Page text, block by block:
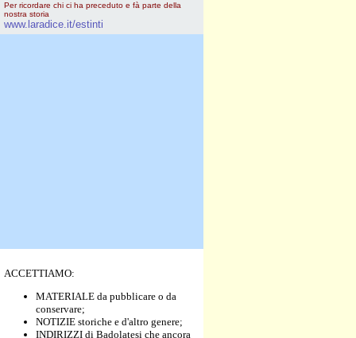
Per ricordare chi ci ha preceduto e fà parte della
nostra storia
www.laradice.it/estinti
ACCETTIAMO:
MATERIALE da pubblicare o da
conservare;
NOTIZIE storiche e d'altro genere;
INDIRIZZI di Badolatesi che ancora